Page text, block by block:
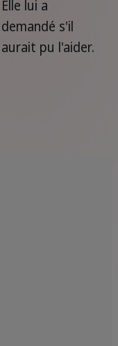
Elle lui a
demandé s'il
aurait pu l'aider.